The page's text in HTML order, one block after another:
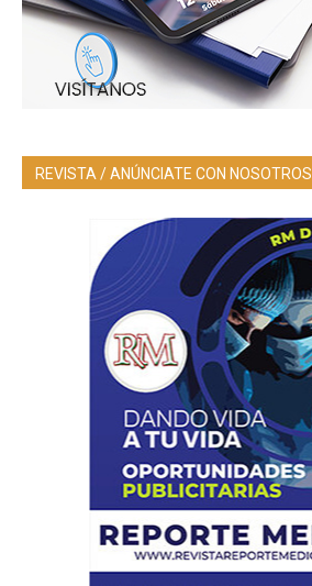
REVISTA / ANÚNCIATE CON NOSOTROS